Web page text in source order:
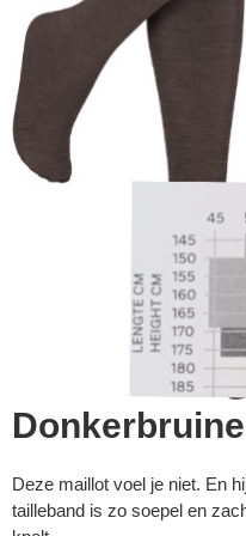
Deze maillot voel je niet. En
tailleband is zo soepel en